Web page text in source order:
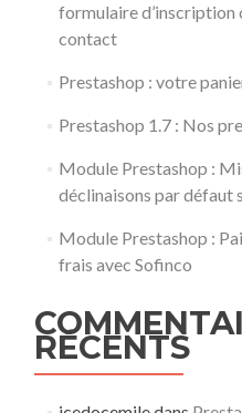
formulaire d’inscription
contact
Prestashop : votre
Prestashop 1.7 : Nos
Module Prestashop :
déclinaisons par défaut
Module Prestashop :
frais avec Sofinco
RÉCENTS